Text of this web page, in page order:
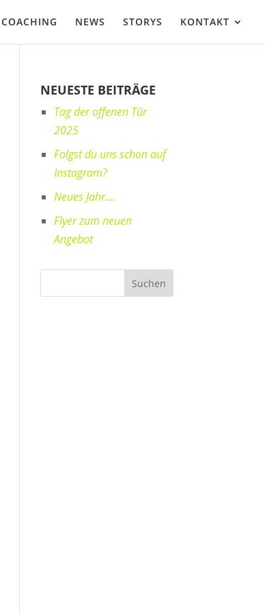
COACHING NEWS STORYS KONTAKT
NEUESTE BEITRÄGE
Tag der offenen Tür
2025
Folgst du uns schon auf
Instagram?
Neues Jahr….
Flyer zum neuen
Angebot